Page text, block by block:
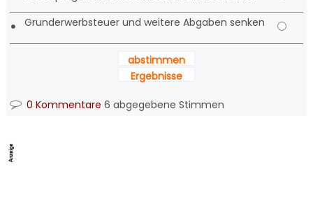
• Grunderwerbsteuer und weitere Abgaben senken
abstimmen
Ergebnisse
0 Kommentare 6 abgegebene Stimmen